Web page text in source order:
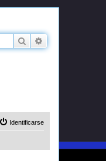
Buscar
Identificarse